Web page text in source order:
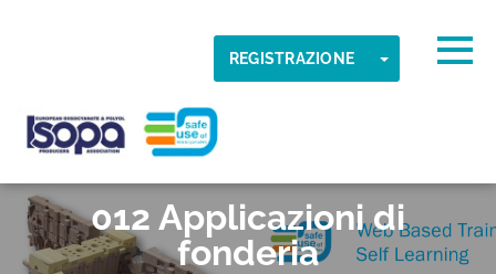
REGISTRAZIONE TOGGLE
ISOPA-AISBL
012 Applicazioni di
fonderia